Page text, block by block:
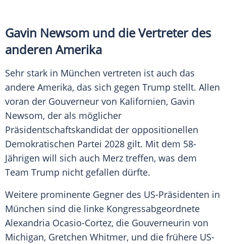
Gavin Newsom und die Vertreter des
anderen Amerika
Sehr stark in München vertreten ist auch das
andere Amerika, das sich gegen Trump stellt. Allen
voran der Gouverneur von Kalifornien, Gavin
Newsom, der als möglicher
Präsidentschaftskandidat der oppositionellen
Demokratischen Partei 2028 gilt. Mit dem 58-
Jährigen will sich auch Merz treffen, was dem
Team Trump nicht gefallen dürfte.
Weitere prominente Gegner des US-Präsidenten in
München sind die linke Kongressabgeordnete
Alexandria Ocasio-Cortez, die Gouverneurin von
Michigan, Gretchen Whitmer, und die frühere US-